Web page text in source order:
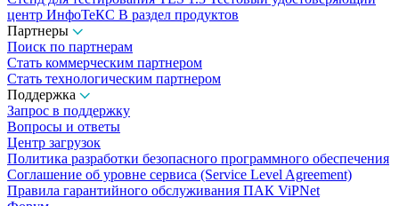
центр ИнфоТеКС В раздел продуктов
Партнеры
Поиск по партнерам
Стать коммерческим партнером
Стать технологическим партнером
Поддержка
Запрос в поддержку
Вопросы и ответы
Центр загрузок
Политика разработки безопасного программного обеспечения
Соглашение об уровне сервиса (Service Level Agreement)
Правила гарантийного обслуживания ПАК ViPNet